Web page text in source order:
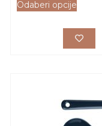
Odaberi opcije